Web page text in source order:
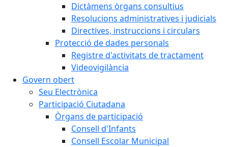
Dictàmens òrgans consultius
Resolucions administratives i judicials
Directives, instruccions i circulars
Protecció de dades personals
Registre d'activitats de tractament
Videovigilància
Govern obert
Seu Electrònica
Participació Ciutadana
Òrgans de participació
Consell d'Infants
Consell Escolar Municipal